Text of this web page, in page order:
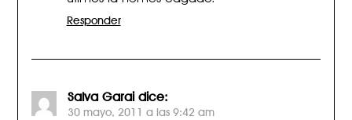
Responder
Salva Garai dice:
30 mayo, 2011 a las 9:42 am